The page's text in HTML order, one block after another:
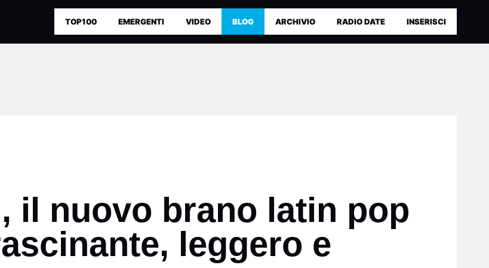
TOP100 EMERGENTI VIDEO BLOG ARCHIVIO RADIO DATE INSERISCI
il nuovo brano latin pop
leggero e